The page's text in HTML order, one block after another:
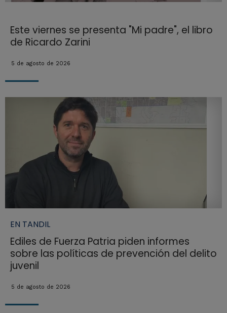
Este viernes se presenta "Mi padre", el libro
de Ricardo Zarini
5 de agosto de 2026
EN TANDIL
Ediles de Fuerza Patria piden informes
sobre las políticas de prevención del delito
juvenil
5 de agosto de 2026